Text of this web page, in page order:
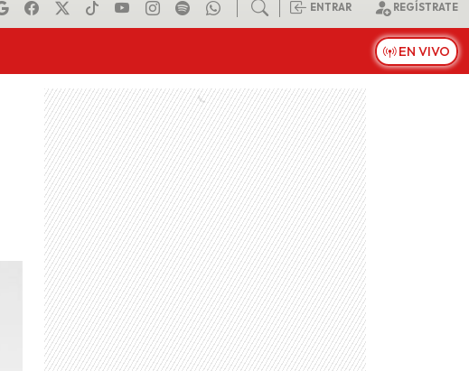
ENTRAR REGÍSTRATE
EN VIVO